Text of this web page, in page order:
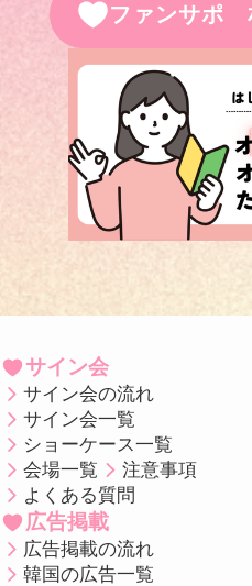
ファンサポ
サイン会
サイン会の流れ
サイン会一覧
ショーケース一覧
会場一覧
注意事項
よくある質問
広告掲載
広告掲載の流れ
韓国の広告一覧